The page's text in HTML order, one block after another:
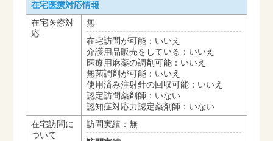
在宅医療対応情報
在宅医療対
応
無
在宅訪問が可能：いいえ
介護用品販売をしている：いいえ
医療用麻薬の調剤可能：いいえ
無菌調剤が可能：いいえ
使用済み注射針の回収可能：いいえ
認定訪問薬剤師：いない
認知症対応力認定薬剤師：いない
在宅訪問に
ついて
訪問実績：無